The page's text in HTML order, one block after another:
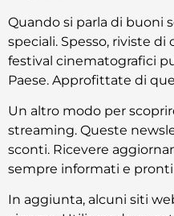
Quando si parla di buoni
speciali. Spesso, riviste
festival cinematografici
Paese. Approfittate di
Un altro modo per
streaming. Queste
sconti. Ricevere
sempre informati e
In aggiunta, alcuni siti